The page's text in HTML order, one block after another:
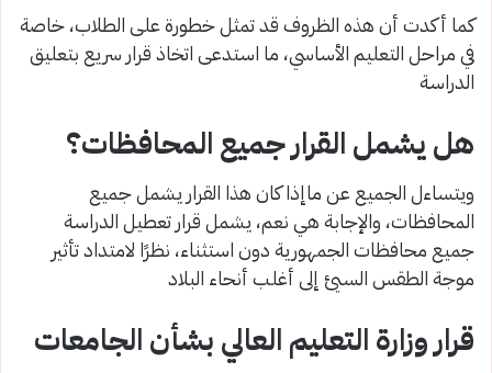
كما أكدت أن هذه الظروف قد تمثل خطورة على الطلاب، خاصة
في مراحل التعليم الأساسي، ما استدعى اتخاذ قرار سريع بتعليق
الدراسة
هل يشمل القرار جميع المحافظات؟
ويتساءل الجميع عن ماإذا كان هذا القرار يشمل جميع
المحافظات، والإجابة هي نعم، يشمل قرار تعطيل الدراسة
جميع محافظات الجمهورية دون استثناء، نظرًا لامتداد تأثير
موجة الطقس السيئ إلى أغلب أنحاء البلاد
قرار وزارة التعليم العالي بشأن الجامعات